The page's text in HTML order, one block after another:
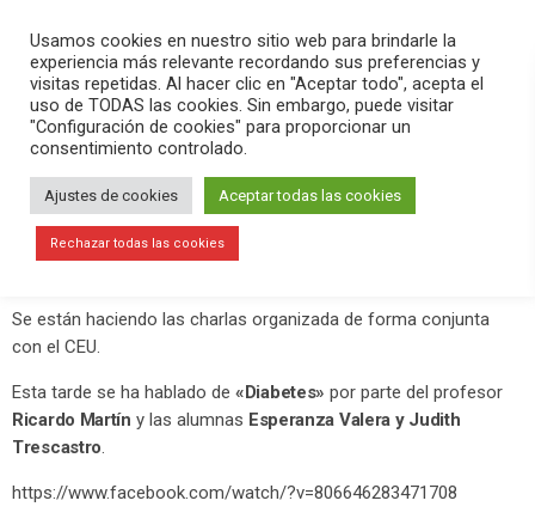
search menu pause PLAY
octubre 20, 2020
Nueva charla del Mes del Mayor
sobre «Diabetes»
Continúan las actividades del Mes del Mayor organizadas por la
Se están haciendo las charlas organizada de forma conjunta
con el CEU.
Esta tarde se ha hablado de «Diabetes» por parte del profesor
Ricardo Martín y las alumnas Esperanza Valera y Judith
Trescastro
https://www.facebook.com/watch/?v=806646283471708
Usamos cookies en nuestro sitio web para brindarle la
experiencia más relevante recordando sus preferencias y
visitas repetidas. Al hacer clic en "Aceptar todo", acepta el
uso de TODAS las cookies. Sin embargo, puede visitar
"Configuración de cookies" para proporcionar un
consentimiento controlado.
Ajustes de cookies Aceptar todas las cookies
Rechazar todas las cookies